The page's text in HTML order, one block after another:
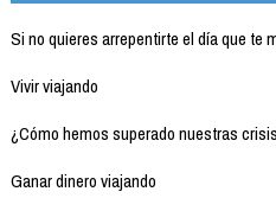
Si no quieres arrepentirte el día que te
Vivir viajando
¿Cómo hemos superado nuestras
Ganar dinero viajando